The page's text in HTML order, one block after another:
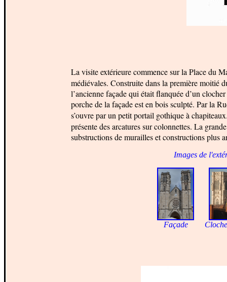
La visite extérieure commence sur la Place du
médiévales. Construite dans la première moitié
l’ancienne façade qui était flanquée d’un
porche de la façade est en bois sculpté. Par la
s’ouvre par un petit portail gothique à
présente des arcatures sur colonnettes. La
substructions de murailles et constructions plus
Images de
Façade C